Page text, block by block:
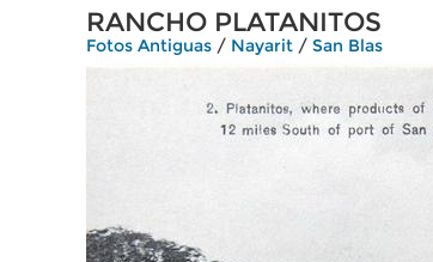
RANCHO PLATANITOS
Fotos Antiguas / Nayarit / San Blas